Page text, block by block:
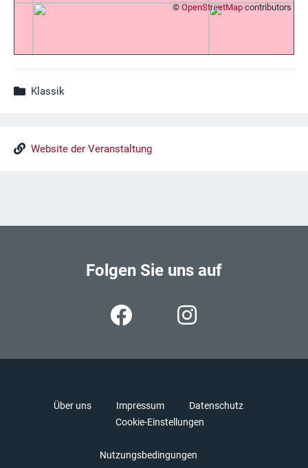
© OpenStreetMap contributors
Klassik
Website der Veranstaltung
Folgen Sie uns auf
Über uns Impressum
Datenschutz
Cookie-Einstellungen
Nutzungsbedingungen